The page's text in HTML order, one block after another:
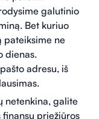
galutinio
Bet kuriuo
pateiksime ne
dienas.
adresu, iš
netenkina, galite
priežiūros